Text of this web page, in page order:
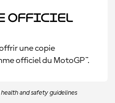
officiel
une copie
officiel du MotoGP™.
and safety guidelines